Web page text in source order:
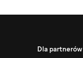
Dla partnerów